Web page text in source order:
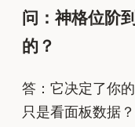
问：神格位阶
的？
答：它决定了你
只是看面板数据